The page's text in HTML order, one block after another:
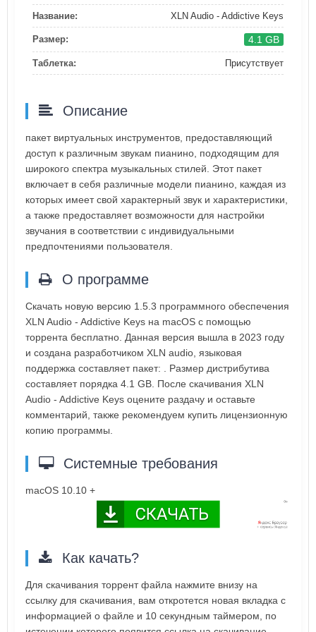
Название: XLN Audio - Addictive Keys
Размер: 4.1 GB
Таблетка: Присутствует
Описание
пакет виртуальных инструментов, предоставляющий
доступ к различным звукам пианино, подходящим для
широкого спектра музыкальных стилей. Этот пакет
включает в себя различные модели пианино, каждая из
которых имеет свой характерный звук и характеристики,
а также предоставляет возможности для настройки
звучания в соответствии с индивидуальными
предпочтениями пользователя.
О программе
Скачать новую версию 1.5.3 программного обеспечения
XLN Audio - Addictive Keys на macOS с помощью
торрента бесплатно. Данная версия вышла в 2023 году
и создана разработчиком XLN audio, языковая
поддержка составляет пакет: . Размер дистрибутива
составляет порядка 4.1 GB. После скачивания XLN
Audio - Addictive Keys оцените раздачу и оставьте
комментарий, также рекомендуем купить лицензионную
копию программы.
Системные требования
macOS 10.10 +
Как качать?
Для скачивания торрент файла нажмите внизу на
ссылку для скачивания, вам откротется новая вкладка с
информацией о файле и 10 секундным таймером, по